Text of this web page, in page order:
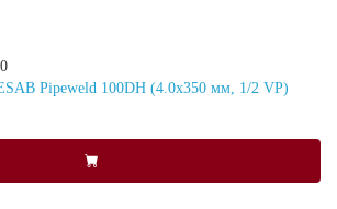
Pipeweld 100DH (4.0x350 мм, 1/2 VP)